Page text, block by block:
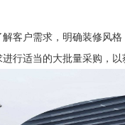
客户需求，明确装修风
行适当的大批量采购，以